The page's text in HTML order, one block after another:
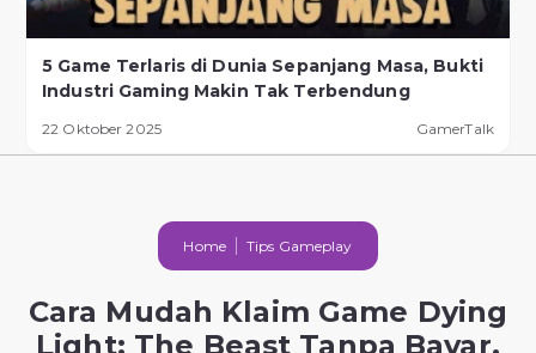
5 Game Terlaris di Dunia Sepanjang Masa, Bukti
Industri Gaming Makin Tak Terbendung
22 Oktober 2025 GamerTalk
Home Tips Gameplay
Cara Mudah Klaim Game Dying
Light: The Beast Tanpa Bayar,